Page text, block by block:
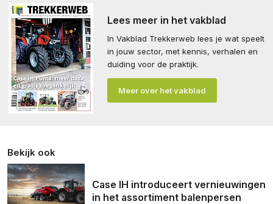
Lees meer in het vakblad
In Vakblad Trekkerweb lees je wat speelt
in jouw sector, met kennis, verhalen en
duiding voor de praktijk.
Meer over het vakblad
Bekijk ook
Case IH introduceert vernieuwingen
in het assortiment balenpersen